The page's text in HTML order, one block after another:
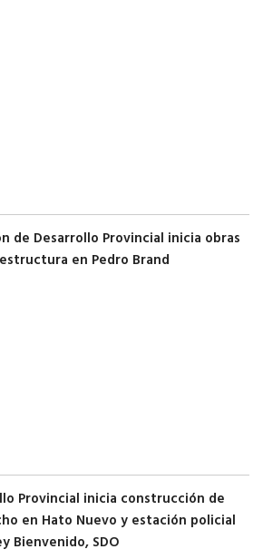
de Desarrollo Provincial inicia obras
en Pedro Brand
Provincial inicia construcción de
en Hato Nuevo y estación policial
Bienvenido, SDO